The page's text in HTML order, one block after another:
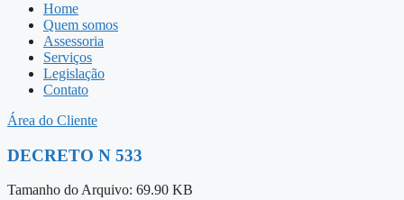
Home
Quem somos
Assessoria
Serviços
Legislação
Contato
Área do Cliente
DECRETO N 533
Tamanho do Arquivo: 69.90 KB